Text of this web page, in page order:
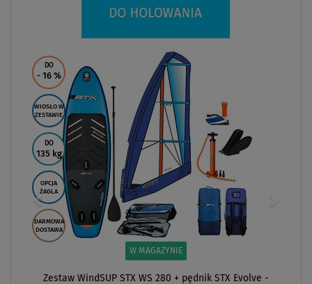
DO
- 16 %
WIOSŁO W
ZESTAWIE
DO
135 kg
OPCJA
ŻAGLA
DARMOWA
DOSTAWA
W MAGAZYNIE
Zestaw WindSUP STX WS 280 + pędnik STX Evolve -